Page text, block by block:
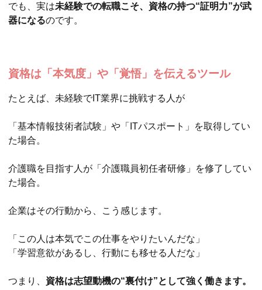
でも、実は未経験での転職こそ、資格の持つ“証明力”が武
器になるのです。
資格は「本気度」や「覚悟」を伝えるツール
たとえば、未経験でIT業界に挑戦する人が
「基本情報技術者試験」や「ITパスポート」を取得してい
た場合。
介護職を目指す人が「介護職員初任者研修」を修了してい
た場合。
企業はその行動から、こう感じます。
「この人は本気でこの仕事をやりたいんだな」
「学習意欲があるし、行動にも移せる人だな」
つまり、 資格は志望動機の“裏付け”として強く働きます。